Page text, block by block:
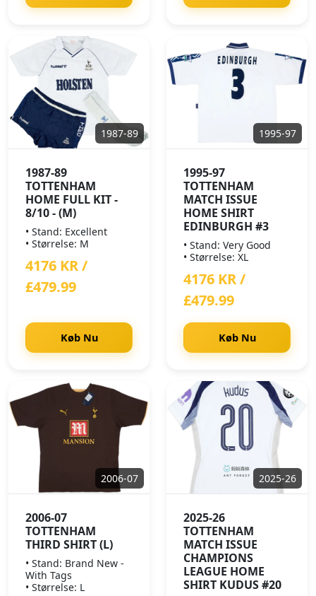
1987-89
1987-89
TOTTENHAM
HOME FULL KIT -
8/10 - (M)
• Stand: Excellent
• Størrelse: M
4176 KR /
£479.99
Køb Nu
1995-97
1995-97
TOTTENHAM
MATCH ISSUE
HOME SHIRT
EDINBURGH #3
• Stand: Very Good
• Størrelse: XL
4176 KR /
£479.99
Køb Nu
2006-07
2006-07
TOTTENHAM
THIRD SHIRT (L)
• Stand: Brand New -
With Tags
• Størrelse: L
2025-26
2025-26
TOTTENHAM
MATCH ISSUE
CHAMPIONS
LEAGUE HOME
SHIRT KUDUS #20